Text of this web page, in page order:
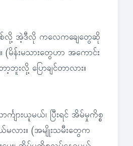
စ်လို့ အဲ့ဒီလို ကလေကချေတွေဆို
(မိန်းမသားတွေဟာ အကောင်း
ဘူးလို့ ပြောချင်တာလား။
ကျားယူမယ်၊ ပြီးရင် အိမ်မှုကိစ္စ
မလား။ (အမျိုးသမီးတွေက